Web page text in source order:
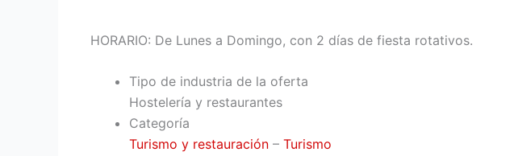
HORARIO: De Lunes a Domingo, con 2 días de fiesta rotativos.
Tipo de industria de la oferta
Hostelería y restaurantes
Categoría
Turismo y restauración – Turismo